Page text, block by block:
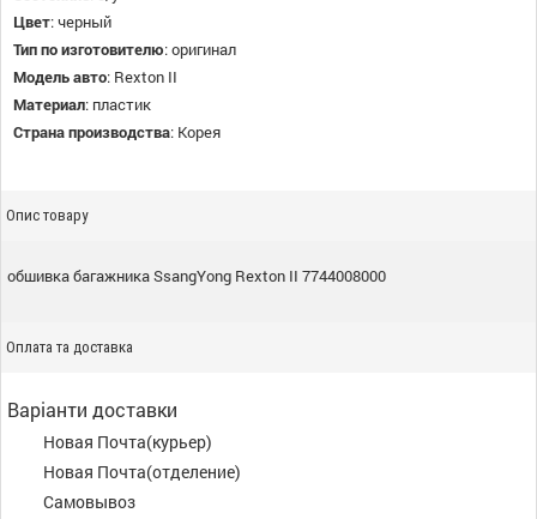
Цвет:черный
Тип по изготовителю:оригинал
Модель авто: Rexton II
Материал: пластик
Страна производства: Корея
Опис товару
обшивка багажника SsangYong Rexton II 7744008000
Оплата та доставка
Варіанти доставки
Новая Почта(курьер)
Новая Почта(отделение)
Самовывоз